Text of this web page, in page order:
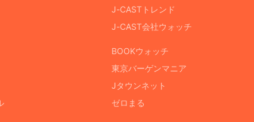
J-CASTトレンド
J-CAST会社ウォッチ
BOOKウォッチ
東京バーゲンマニア
Jタウンネット
ゼロまる